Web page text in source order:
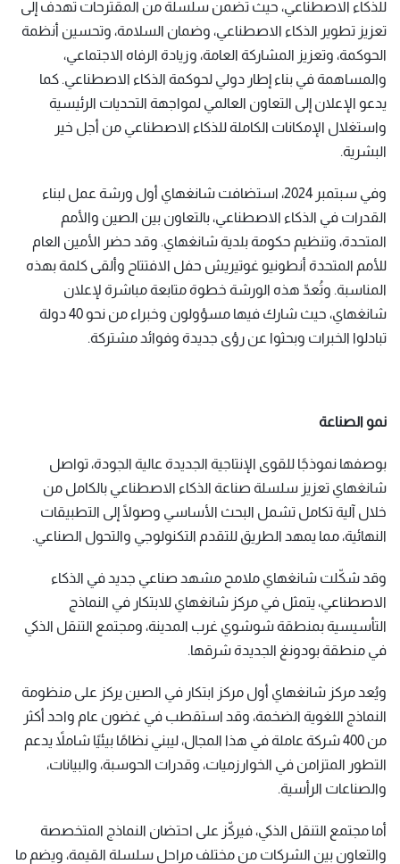
للذكاء الاصطناعي، حيث تضمن سلسلة من المقترحات تهدف إلى
تعزيز تطوير الذكاء الاصطناعي، وضمان السلامة، وتحسين أنظمة
الحوكمة، وتعزيز المشاركة العامة، وزيادة الرفاه الاجتماعي،
والمساهمة في بناء إطار دولي لحوكمة الذكاء الاصطناعي. كما
يدعو الإعلان إلى التعاون العالمي لمواجهة التحديات الرئيسية
واستغلال الإمكانات الكاملة للذكاء الاصطناعي من أجل خير
البشرية.
وفي سبتمبر 2024، استضافت شانغهاي أول ورشة عمل لبناء
القدرات في الذكاء الاصطناعي، بالتعاون بين الصين والأمم
المتحدة، وتنظيم حكومة بلدية شانغهاي. وقد حضر الأمين العام
للأمم المتحدة أنطونيو غوتيريش حفل الافتتاح وألقى كلمة بهذه
المناسبة. وتُعدّ هذه الورشة خطوة متابعة مباشرة لإعلان
شانغهاي، حيث شارك فيها مسؤولون وخبراء من نحو 40 دولة
تبادلوا الخبرات وبحثوا عن رؤى جديدة وفوائد مشتركة.
نمو الصناعة
بوصفها نموذجًا للقوى الإنتاجية الجديدة عالية الجودة، تواصل
شانغهاي تعزيز سلسلة صناعة الذكاء الاصطناعي بالكامل من
خلال آلية تكامل تشمل البحث الأساسي وصولًا إلى التطبيقات
النهائية، مما يمهد الطريق للتقدم التكنولوجي والتحول الصناعي.
وقد شكّلت شانغهاي ملامح مشهد صناعي جديد في الذكاء
الاصطناعي، يتمثل في مركز شانغهاي للابتكار في النماذج
التأسيسية بمنطقة شوشوي غرب المدينة، ومجتمع التنقل الذكي
في منطقة بودونغ الجديدة شرقها.
ويُعد مركز شانغهاي أول مركز ابتكار في الصين يركز على منظومة
النماذج اللغوية الضخمة، وقد استقطب في غضون عام واحد أكثر
من 400 شركة عاملة في هذا المجال، ليبني نظامًا بيئيًا شاملاً يدعم
التطور المتزامن في الخوارزميات، وقدرات الحوسبة، والبيانات،
والصناعات الرأسية.
أما مجتمع التنقل الذكي، فيركّز على احتضان النماذج المتخصصة
والتعاون بين الشركات من مختلف مراحل سلسلة القيمة، ويضم ما